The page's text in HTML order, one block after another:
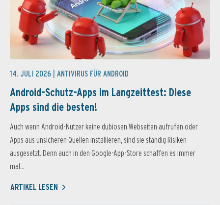
14. JULI 2026 | ANTIVIRUS FÜR ANDROID
Android-Schutz-Apps im Langzeittest: Diese
Apps sind die besten!
Auch wenn Android-Nutzer keine dubiosen Webseiten aufrufen oder
Apps aus unsicheren Quellen installieren, sind sie ständig Risiken
ausgesetzt. Denn auch in den Google-App-Store schaffen es immer
mal...
ARTIKEL LESEN